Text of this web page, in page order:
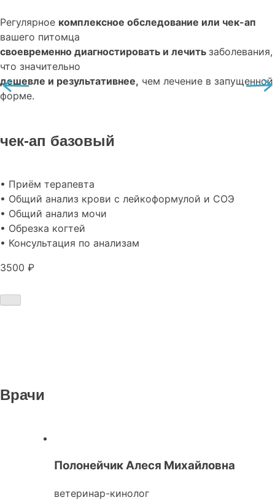
Регулярное комплексное обследование или чек-ап
вашего питомца
своевременно диагностировать и лечить заболевания,
что значительно
дешевле и результативнее, чем лечение в запущенной
форме.
чек-ап базовый
• Приём терапевта
• Общий анализ крови с лейкоформулой и СОЭ
• Общий анализ мочи
• Обрезка когтей
• Консультация по анализам
3500 ₽
Врачи
Полонейчик Алеся Михайловна
ветеринар-кинолог